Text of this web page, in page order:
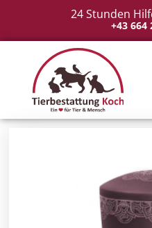
24 Stunden
+43 664